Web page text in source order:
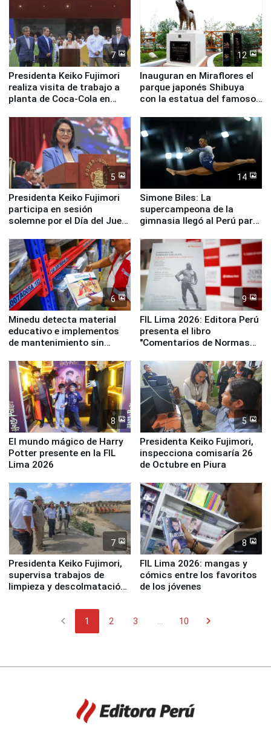
7
Presidenta Keiko Fujimori
realiza visita de trabajo a
planta de Coca-Cola en
12
Inauguran en Miraflores el
parque japonés Shibuya
con la estatua del famoso
5
Presidenta Keiko Fujimori
participa en sesión
solemne por el Día del Juez
14
Simone Biles: La
supercampeona de la
gimnasia llegó al Perú para
Panamericanos Lima 2027
6
Minedu detecta material
educativo e implementos
de mantenimiento sin
la UGEL 2
9
FIL Lima 2026: Editora Perú
presenta el libro
"Comentarios de Normas
Derecho Colectivo"
8
El mundo mágico de Harry
Potter presente en la FIL
Lima 2026
5
Presidenta Keiko Fujimori,
inspecciona comisaría 26
de Octubre en Piura
7
Presidenta Keiko Fujimori,
supervisa trabajos de
limpieza y descolmatación
8
FIL Lima 2026: mangas y
cómics entre los favoritos
de los jóvenes
chevron_left 1 2 3 10 chevron_right